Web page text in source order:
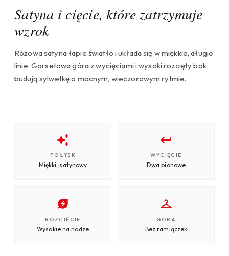
Satyna i cięcie, które zatrzymuje
wzrok
Różowa satyna łapie światło i układa się w miękkie, długie
linie. Gorsetowa góra z wycięciami i wysoki rozcięty bok
budują sylwetkę o mocnym, wieczorowym rytmie.
POŁYSK
Miękki, satynowy
WYCIĘCIE
Dwa pionowe
ROZCIĘCIE
Wysokie na nodze
GÓRA
Bez ramiączek